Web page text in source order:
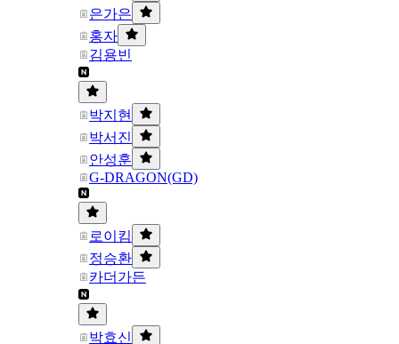
은가은
홍자
김용빈
박지현
박서진
안성훈
G-DRAGON(GD)
로이킴
정승환
카더가든
박효신